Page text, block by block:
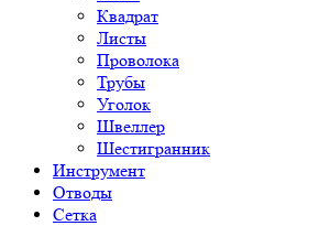
Квадрат
Листы
Проволока
Трубы
Уголок
Швеллер
Шестигранник
Инструмент
Отводы
Сетка